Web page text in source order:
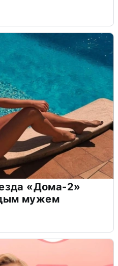
«Дома-2»
мужем